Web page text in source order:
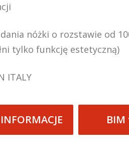
nóżki o rozstawie od
tylko funkcję estetyczną)
ITALY
BIM